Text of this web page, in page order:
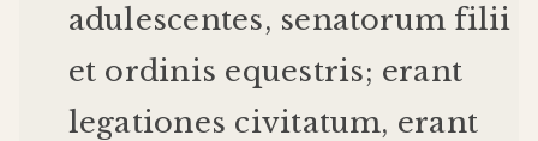
adulescentes, senatorum filii
et ordinis equestris; erant
legationes civitatum, erant